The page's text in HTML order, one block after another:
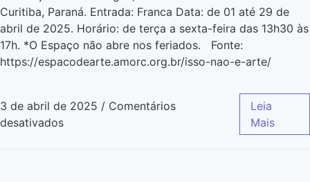
Curitiba, Paraná. Entrada: Franca Data: de 01 até 29 de
abril de 2025. Horário: de terça a sexta-feira das 13h30 às
17h. *O Espaço não abre nos feriados. Fonte:
https://espacodearte.amorc.org.br/isso-nao-e-arte/
3 de abril de 2025 / Comentários
desativados
Leia
Mais